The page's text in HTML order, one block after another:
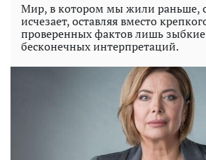
Мир, в котором мы жили раньше,
исчезает, оставляя вместо
проверенных фактов лишь
бесконечных интерпретаций.